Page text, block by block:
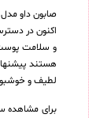
اکنون در
و سلامت
هستند
لطیف و
برای مشاهده